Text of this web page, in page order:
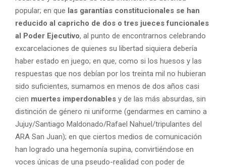
popular; en que las garantías constitucionales se han
reducido al capricho de dos o tres jueces funcionales
al Poder Ejecutivo, al punto de encontrarnos celebrando
excarcelaciones de quienes su libertad siquiera debería
haber estado en juego; en que, como si los huesos y las
respuestas que nos debían por los treinta mil no hubieran
sido suficientes, sumamos en menos de dos años casi
cien muertes imperdonables y de las más absurdas, sin
distinción de género ni uniforme (gendarmes en camino a
Jujuy/Santiago Maldonado/Rafael Nahuel/tripulantes del
ARA San Juan); en que ciertos medios de comunicación
han logrado una hegemonía supina, convirtiéndose en
voces únicas de una pseudo-realidad con poder de